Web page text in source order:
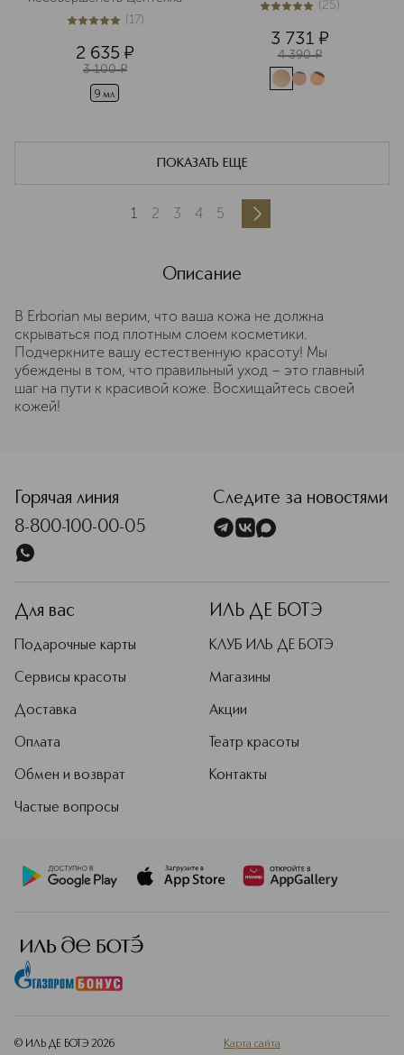
5из 517 (17)
2 635 ¤
3 100 ¤
9 мл
4.9из525 (25)
3 731 ¤
4 390 ¤
ПОКАЗАТЬ ЕЩЕ
1 2 3 4 5
Описание
В Erborian мы верим, что ваша кожа не должна
скрываться под плотным слоем косметики.
Подчеркните вашу естественную красоту! Мы
убеждены в том, что правильный уход – это главный
шаг на пути к красивой коже. Восхищайтесь своей
кожей!
Горячая линия
8-800-100-00-05
Следите за новостями
Для вас
Подарочные карты
Сервисы красоты
Доставка
Оплата
Обмен и возврат
Частые вопросы
ИЛЬ ДЕ БОТЭ
КЛУБ ИЛЬ ДЕ БОТЭ
Магазины
Акции
Театр красоты
Контакты
© ИЛЬ ДЕ БОТЭ 2026 Карта сайта